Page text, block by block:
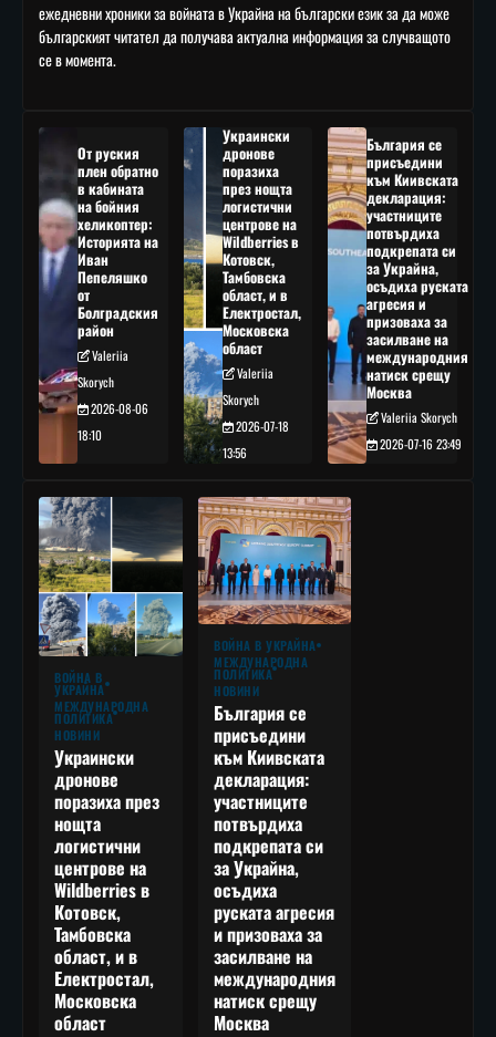
ежедневни хроники за войната в Украйна на български език за да може
българският читател да получава актуална информация за случващото
се в момента.
От руския
плен обратно
в кабината
на бойния
хеликоптер:
Историята на
Иван
Пепеляшко
от
Болградския
район
Valeriia
Skorych
2026-08-06
18:10
Украински
дронове
поразиха
през нощта
логистични
центрове на
Wildberries в
Котовск,
Тамбовска
област, и в
Електростал,
Московска
област
Valeriia
Skorych
2026-07-18
13:56
България се
присъедини
към Киивската
декларация:
участниците
потвърдиха
подкрепата си
за Украйна,
осъдиха руската
агресия и
призоваха за
засилване на
международния
натиск срещу
Москва
Valeriia Skorych
2026-07-16 23:49
ВОЙНА В
УКРАЙНА
МЕЖДУНАРОДНА
ПОЛИТИКА
НОВИНИ
Украински
дронове
поразиха през
нощта
логистични
центрове на
Wildberries в
Котовск,
Тамбовска
област, и в
Електростал,
Московска
област
ВОЙНА В УКРАЙНА
МЕЖДУНАРОДНА
ПОЛИТИКА
НОВИНИ
България се
присъедини
към Киивската
декларация:
участниците
потвърдиха
подкрепата си
за Украйна,
осъдиха
руската агресия
и призоваха за
засилване на
международния
натиск срещу
Москва